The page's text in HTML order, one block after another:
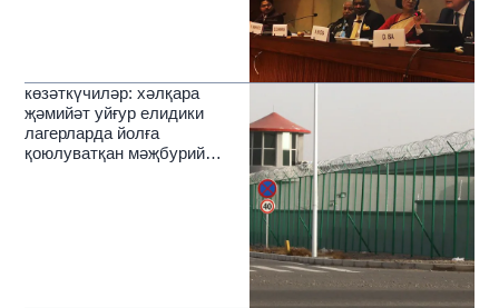
көзәткүчиләр: хәлқара
җәмийәт уйғур елидики
лагерларда йолға
қоюлуватқан мәҗбурий